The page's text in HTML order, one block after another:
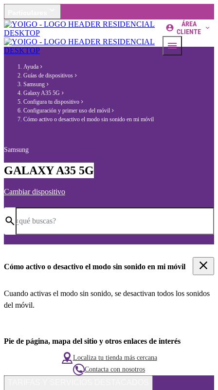
ÁREA
CLIENTE
Ayuda
Guías de dispositivos
Samsung
Galaxy A35 5G
Configura tu dispositivo
Configuración y primer uso del móvil
Cómo activo o desactivo el modo sin sonido en mi móvil
Samsung
GALAXY A35 5G
Cambiar dispositivo
¿qué buscas?
Cómo activo o desactivo el modo sin sonido en mi móvil
Cuando activas el modo sin sonido, se desactivan todos los sonidos
del móvil.
Pie de página, mapa del sitio y otros enlaces de interés
Localiza tu tienda más cercana
Contacta con nosotros